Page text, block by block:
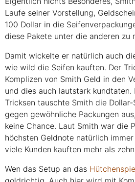
Laufe seiner Vorstellung,
100 Dollar in die
diese Pakete unter die anderen zu
Damit wickelte er natürlich auch
wie wild die Seifen kauften. Der
Komplizen von Smith Geld in den
und dies auch lautstark kundtaten.
Tricksen tauschte Smith die
gegen gewöhnliche Packungen
keine Chance. Laut Smith war die
höchsten Geldnote natürlich immer
viele Kunden kauften mehr als
Wen das Setup an das